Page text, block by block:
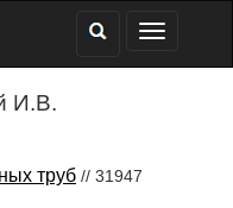
И.В.
труб // 31947